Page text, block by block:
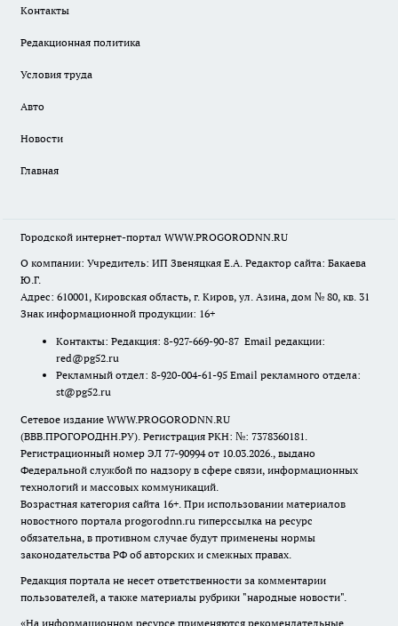
Контакты
Редакционная политика
Условия труда
Авто
Новости
Главная
Городской интернет-портал WWW.PROGORODNN.RU
О компании: Учредитель: ИП Звеняцкая Е.А. Редактор сайта: Бакаева
Ю.Г.
Адрес: 610001, Кировская область, г. Киров, ул. Азина, дом № 80, кв. 31
Знак информационной продукции: 16+
Контакты: Редакция: 8-927-669-90-87 Email редакции:
red@pg52.ru
Рекламный отдел: 8-920-004-61-95 Email рекламного отдела:
st@pg52.ru
Сетевое издание WWW.PROGORODNN.RU
(ВВВ.ПРОГОРОДНН.РУ). Регистрация РКН: №: 7378360181.
Регистрационный номер ЭЛ 77-90994 от 10.03.2026., выдано
Федеральной службой по надзору в сфере связи, информационных
технологий и массовых коммуникаций.
Возрастная категория сайта 16+. При использовании материалов
новостного портала progorodnn.ru гиперссылка на ресурс
обязательна, в противном случае будут применены нормы
законодательства РФ об авторских и смежных правах.
Редакция портала не несет ответственности за комментарии
пользователей, а также материалы рубрики "народные новости".
«На информационном ресурсе применяются рекомендательные